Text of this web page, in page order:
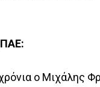
ο Μιχάλης